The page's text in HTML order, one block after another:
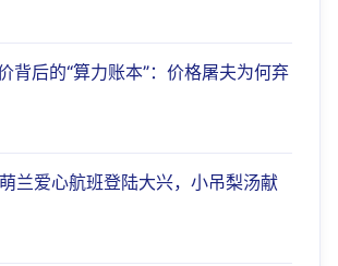
背后的“算力账本”：价格屠夫为何弃
兰爱心航班登陆大兴，小吊梨汤献